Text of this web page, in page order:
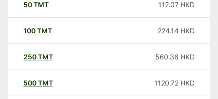
50TMT 112.07 HKD
100TMT 224.14 HKD
250TMT 560.36 HKD
500TMT 1120.72 HKD